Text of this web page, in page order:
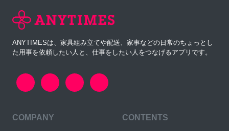
ANYTIMESは、家具組み立てや配送、家事などの日常のちょっとし
た用事を依頼したい人と、仕事をしたい人をつなげるアプリです。
COMPANY CONTENTS